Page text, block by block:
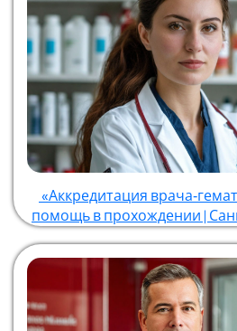
«Аккредитация
помощь в прохождении |